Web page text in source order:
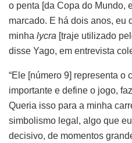
o penta [da Copa do Mundo,
marcado. E há dois anos, eu
minha lycra [traje utilizado
disse Yago, em entrevista
“Ele [número 9] representa o
importante e define o jogo,
Queria isso para a minha
simbolismo legal, algo que
decisivo, de momentos